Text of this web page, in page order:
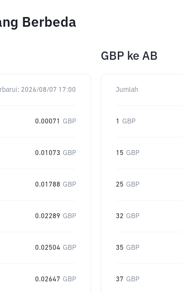
Berbeda
2026/08/07 17:00
0.00071 GBP
0.01073 GBP
0.01788 GBP
0.02289 GBP
0.02504 GBP
0.02647 GBP
GBP ke AB
Jumlah
1 GBP
15 GBP
25 GBP
32 GBP
35 GBP
37 GBP